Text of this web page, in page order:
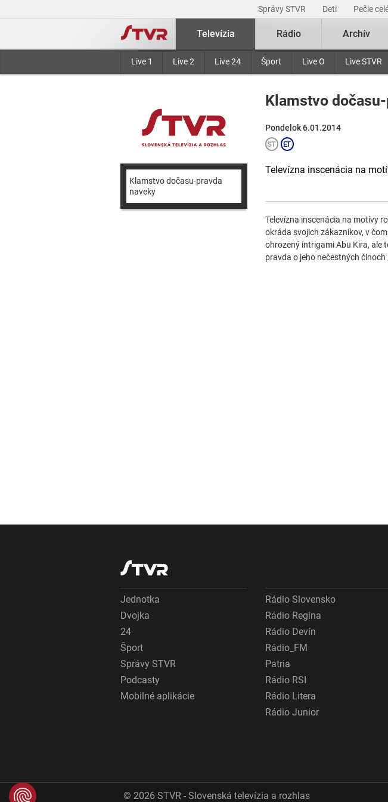
Správy STVR Deti Pečie
Televízia
Live 1 Live 2 Live 24 Šport Live O Live STVR
Rádio Archív
Klamstvo dočasu-pravda
naveky
Klamstvo
Pondelok 6.01.2014
Televízna inscenácia na
Televízna inscenácia na motívy
okráda svojich zákazníkov, v
ohrozený intrigami Abu Kira, ale
pravda o jeho nečestných činoch
Jednotka
Dvojka
24
Šport
Správy STVR
Podcasty
Mobilné aplikácie
Rádio Slovensko
Rádio Regina
Rádio Devín
Rádio_FM
Patria
Rádio RSI
Rádio Litera
Rádio Junior
© 2026 STVR - Slovenská televízia a rozhlas